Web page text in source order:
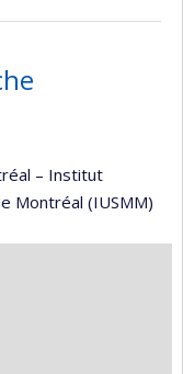
– Institut
Montréal (IUSMM)